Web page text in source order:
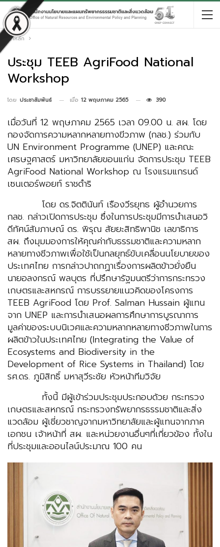
หน้าหลัก
ประชุม TEEB AgriFood National
Workshop
โดย ประชาสัมพันธ์ เมื่อ 12 พฤษภาคม 2565 390
เมื่อวันที่ 12 พฤษภาคม 2565 เวลา 09.00 น. สผ. โดย
กองจัดการความหลากหลายทางขีวภาพ (กลช.) ร่วมกับ
UN Environment Programme (UNEP) และคณะ
เศรษฐศาสตร์ มหาวิทยาลัยขอนแก่น จัดการประชุม TEEB
AgriFood National Workshop ณ โรงแรมแกรนด์
เซนเตอร์พอยท์ ราชดำริ
โดย ดร.จิตตินันท์ เรืองวีรยุทธ ผู้อำนวยการ
กลช. กล่าวเปิดการประชุม ซึ่งในการประชุมมีการนำเสนอวิ
ดีทัศน์สัมภาษณ์ ดร. พิรุณ สัยยะสิทธิพานิช เลขาธิการ
สผ. ถึงมุมมองการให้คุณค่ากับธรรมชาติและความหลาก
หลายทางชีวภาพเพื่อใช้เป็นกลยุทธ์ขับเคลื่อนนโยบายของ
ประเทศไทย การกล่าวปาถกฏาเรื่องการผลิตข้าวยั่งยืน
นายอลงกรณ์ พลบุตร ที่ปรึกษารัฐมนตรีว่าการกระทรวง
เกษตรและสหกรณ์ การบรรยายแนวคิดของโครงการ
TEEB AgriFood โดย Prof. Salman Hussain ผู้แทน
จาก UNEP และการนำเสนอผลการศึกษาการบูรณาการ
มูลค่าของระบบนิเวศและความหลากหลายทางชีวภาพในการ
ผลิตข้าวในประเทศไทย (Integrating the Value of
Ecosystems and Biodiversity in the
Development of Rice Systems in Thailand) โดย
รศ.ดร. ภูมิสิทธิ์ มหาสุวีระชัย หัวหน้าทีมวิจัย
ทั้งนี้ มีผู้เข้าร่วมประชุมประกอบด้วย กระทรวง
เกษตรและสหกรณ์ กระทรวงทรัพยากรธรรมชาติและสิ่ง
แวดล้อม ผู้เชี่ยวชาญจากมหาวิทยาลัยและผู้แทนจากภาค
เอกชน เจ้าหน้าที่ สผ. และหน่วยงานอื่นๆที่เกี่ยวข้อง ทั้งใน
ที่ประชุมและออนไลน์ประมาณ 100 คน